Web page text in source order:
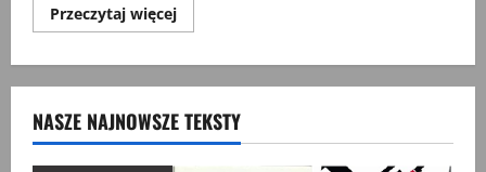
Przeczytaj więcejPrzeczytaj
więcej
po
na
Warmii,
Mazurach
NASZE NAJNOWSZE TEKSTY